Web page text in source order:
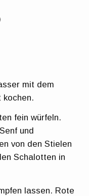
mit dem
kochen.
fein würfeln.
und
von den Stielen
Schalotten in
lassen. Rote